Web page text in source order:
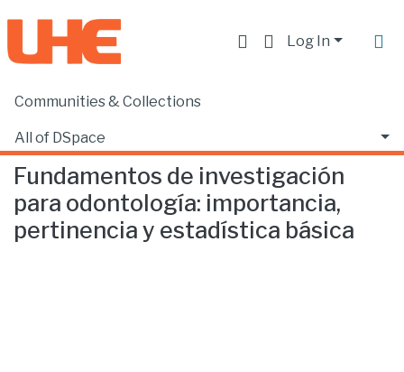
Log In
Communities & Collections
All of DSpace
Statistics
Home
Fundamentos de investigación
para odontología: importancia,
pertinencia y estadística básica